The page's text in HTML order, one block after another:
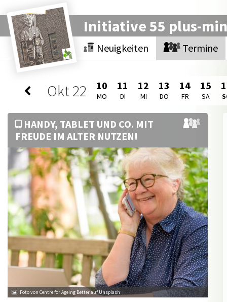
Initiative 55 plus-
Neuigkeiten Termine
Okt22 10
MO
11
DI
12
MI
13
DO
14
FR
15
SA
HANDY, TABLET UND CO. MIT
FREUDE IM ALTER NUTZEN!
Foto von Centre for Ageing Better auf Unsplash